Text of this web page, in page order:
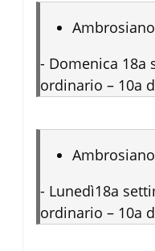
Ambrosiano
- Domenica 18a
ordinario – 10a
Ambrosiano
- Lunedì18a
ordinario – 10a